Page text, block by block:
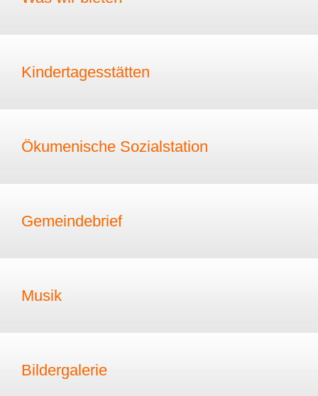
Kindertagesstätten
Ökumenische Sozialstation
Gemeindebrief
Musik
Bildergalerie